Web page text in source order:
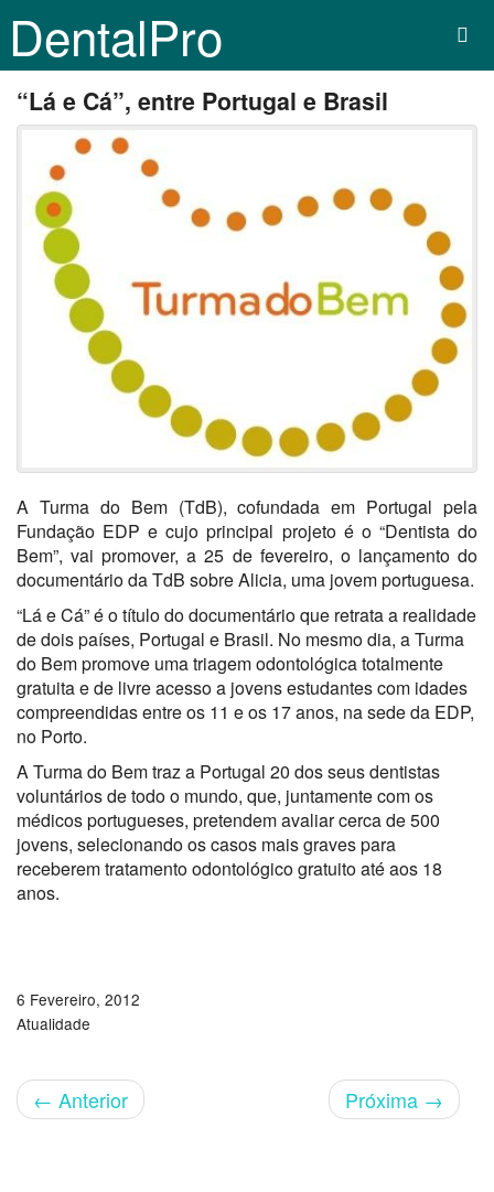
DentalPro
“Lá e Cá”, entre Portugal e Brasil
A Turma do Bem (TdB), cofundada em Portugal pela
Fundação EDP e cujo principal projeto é o “Dentista do
Bem”, vai promover, a 25 de fevereiro, o lançamento do
documentário da TdB sobre Alicia, uma jovem portuguesa.
“Lá e Cá” é o título do documentário que retrata a realidade
de dois países, Portugal e Brasil. No mesmo dia, a Turma
do Bem promove uma triagem odontológica totalmente
gratuita e de livre acesso a jovens estudantes com idades
compreendidas entre os 11 e os 17 anos, na sede da EDP,
no Porto.
A Turma do Bem traz a Portugal 20 dos seus dentistas
voluntários de todo o mundo, que, juntamente com os
médicos portugueses, pretendem avaliar cerca de 500
jovens, selecionando os casos mais graves para
receberem tratamento odontológico gratuito até aos 18
anos.
6 Fevereiro, 2012
Atualidade
← Anterior Próxima →